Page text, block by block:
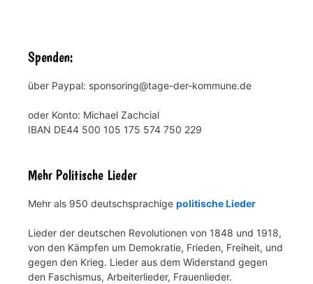
Spenden:
über Paypal: sponsoring@tage-der-kommune.de
oder Konto: Michael Zachcial
IBAN DE44 500 105 175 574 750 229
Mehr Politische Lieder
Mehr als 950 deutschsprachige politische Lieder
Lieder der deutschen Revolutionen von 1848 und 1918,
von den Kämpfen um Demokratie, Frieden, Freiheit, und
gegen den Krieg. Lieder aus dem Widerstand gegen
den Faschismus, Arbeiterlieder, Frauenlieder.